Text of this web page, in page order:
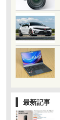
最新記事